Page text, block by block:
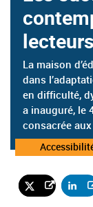
La maison
dans
en difficulté,
a inauguré, le
consacrée
Catégorie